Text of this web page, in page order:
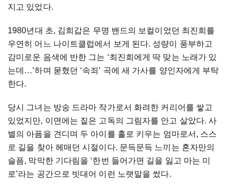
지고 있었다.
1980년대 초, 김희갑은 무명 밴드의 보컬이었던 최진희를
우연히 어느 나이트클럽에서 보게 된다. 성량이
풍부하고
감미로운 음색에 반한 그는 ‘최진희에게 딱 맞는 노래가 있
는데 …’하며 묻혔던 ‘속죄 ’ 곡에 새 가사를 양인자에게 부탁
한다.
당시 그녀는 방송 드라마 작가로서 화려한 커리어를 쌓고
있었지만, 이면에는 짙은 고독의 그림자를 안고 살았다.사
별의 아픔을 견디며 두 아이를 홀로 키우는 엄마로서 , 스스
로 길을 찾아 헤매던 시절이다. 문득문득 느끼는 혼자만의
슬픔, 막막한 기다림을 ‘한번 들어가면 길을 잃고 마는 미
로’라는 공간으로 빗대어 이런 노랫말을 썼다.